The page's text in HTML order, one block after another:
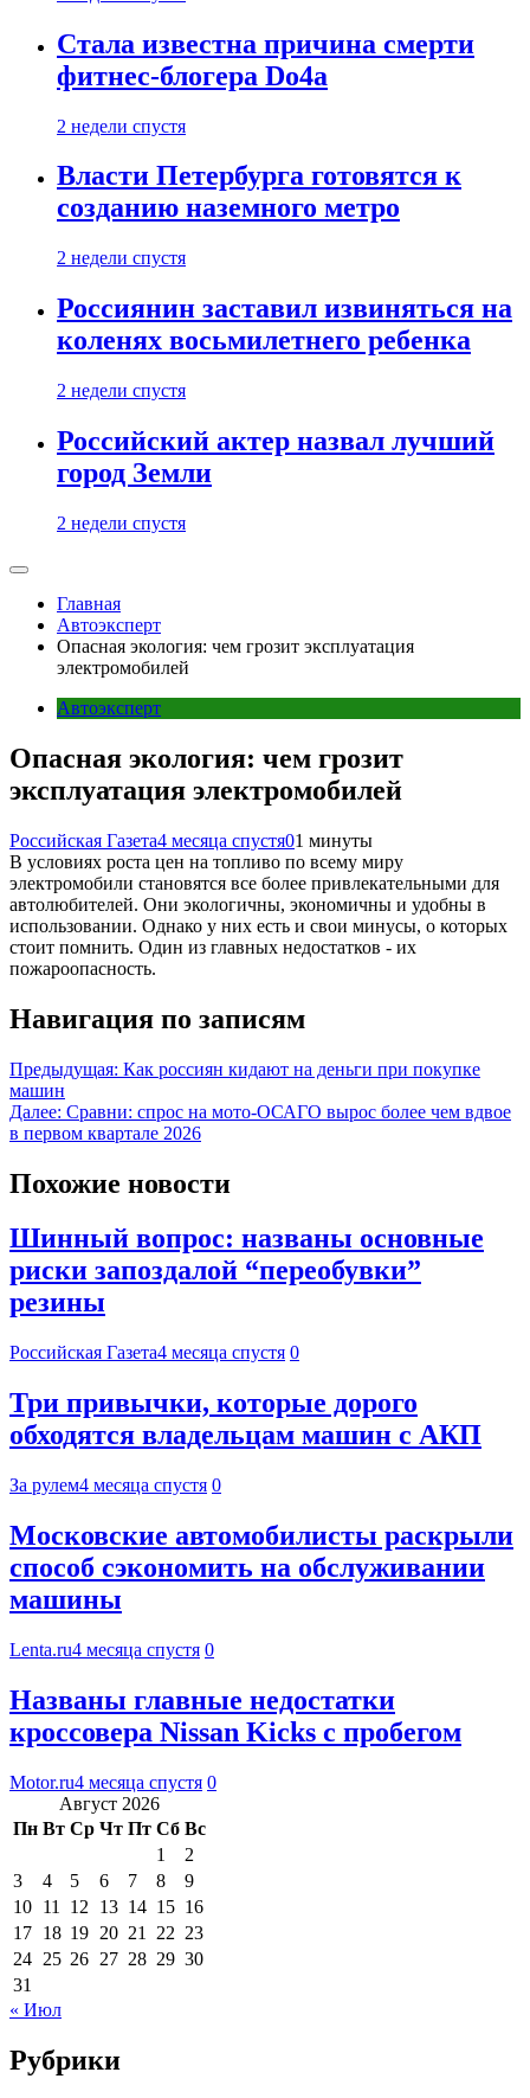
Стала известна причина смерти
фитнес-блогера Do4а
2 недели спустя
Власти Петербурга готовятся к
созданию наземного метро
2 недели спустя
Россиянин заставил извиняться на
коленях восьмилетнего ребенка
2 недели спустя
Российский актер назвал лучший
город Земли
2 недели спустя
Главная
Автоэксперт
Опасная экология: чем грозит эксплуатация
электромобилей
Автоэксперт
Опасная экология: чем грозит
эксплуатация электромобилей
Российская Газета4 месяца спустя01 минуты
В условиях роста цен на топливо по всему миру
электромобили становятся все более привлекательными для
автолюбителей. Они экологичны, экономичны и удобны в
использовании. Однако у них есть и свои минусы, о которых
стоит помнить. Один из главных недостатков - их
пожароопасность.
Навигация по записям
Предыдущая: Как россиян кидают на деньги при покупке
машин
Далее: Сравни: спрос на мото-ОСАГО вырос более чем вдвое
в первом квартале 2026
Похожие новости
Шинный вопрос: названы основные
риски запоздалой “переобувки”
резины
Российская Газета4 месяца спустя 0
Три привычки, которые дорого
обходятся владельцам машин с АКП
За рулем4 месяца спустя 0
Московские автомобилисты раскрыли
способ сэкономить на обслуживании
машины
Lenta.ru4 месяца спустя 0
Названы главные недостатки
кроссовера Nissan Kicks с пробегом
Motor.ru4 месяца спустя 0
Август 2026
Пн Вт Ср Чт Пт Сб Вс
1
2
3
4 5 6 7 8
9
10 11 12 13 14 15 16
17 18 19 20 21 22 23
24 25 26 27 28 29 30
31
« Июл
Рубрики